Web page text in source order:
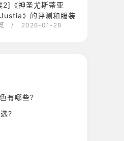
2]《神圣尤斯蒂亚
》的评测和服装
/ 2026-01-28
有哪些?
?